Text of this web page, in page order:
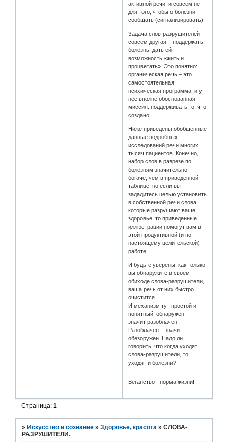
активной речи, и совсем не
для того, чтобы о болезни
сообщать (сигнализировать).
Задача слов-разрушителей
совсем другая – поддержать
болезнь, дать ей
возможность «жить и
процветать». Это понятно:
органическая речь – это
самостоятельная
психическая программа, и у
нее вполне обоснованная
миссия: поддерживать то, что
создано.
Ниже приведены обобщенные
данные подробных
исследований речи многих
тысяч пациентов. Конечно,
набор слов в разрезе по
болезням значительно
богаче, чем в приведенной
таблице, но если вы
зададитесь целью установить
в собственной речи слова,
которые разрушают ваше
здоровье, то приведенные
иллюстрации помогут вам в
этой продуктивной (и по-
настоящему целительской)
работе.
И будьте уверены: как только
вы обнаружите в своем
обиходе слова-разрушители,
ваша речь от них быстро
очистится.
И механизм тут простой и
понятный: обнаружен –
значит разоблачен.
Разоблачен – значит
обезоружен. Надо ли
говорить, что когда уходят
слова-разрушители, то
уходят и болезни?
Веганство - норма жизни!
Страница:1
»Искусство и сознание »Здоровье, красота »СЛОВА-
РАЗРУШИТЕЛИ.